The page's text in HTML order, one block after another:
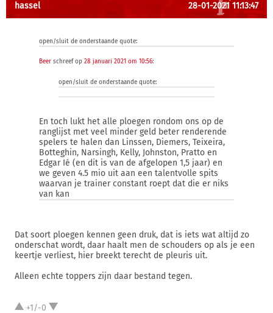
hassel 28-01-2021 11:13:47
open/sluit de onderstaande quote:
Beer schreef op 28 januari 2021 om 10:56:
open/sluit de onderstaande quote:
En toch lukt het alle ploegen rondom ons op de
ranglijst met veel minder geld beter renderende
spelers te halen dan Linssen, Diemers, Teixeira,
Botteghin, Narsingh, Kelly, Johnston, Pratto en
Edgar Ié (en dit is van de afgelopen 1,5 jaar) en
we geven 4.5 mio uit aan een talentvolle spits
waarvan je trainer constant roept dat die er niks
van kan
Dat soort ploegen kennen geen druk, dat is iets wat altijd zo
onderschat wordt, daar haalt men de schouders op als je een
keertje verliest, hier breekt terecht de pleuris uit.
Alleen echte toppers zijn daar bestand tegen.
+1/-0